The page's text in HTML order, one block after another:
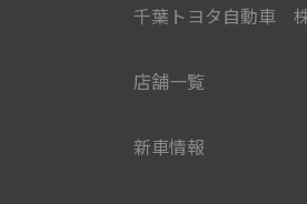
千葉トヨタ自動車
店舗一覧
新車情報